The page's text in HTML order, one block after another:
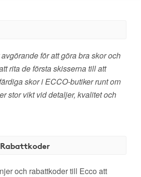
för att göra bra skor och
rita de första skisserna till att
skor i ECCO-butiker runt om
stor vikt vid detaljer, kvalitet och
och rabattkoder till Ecco att